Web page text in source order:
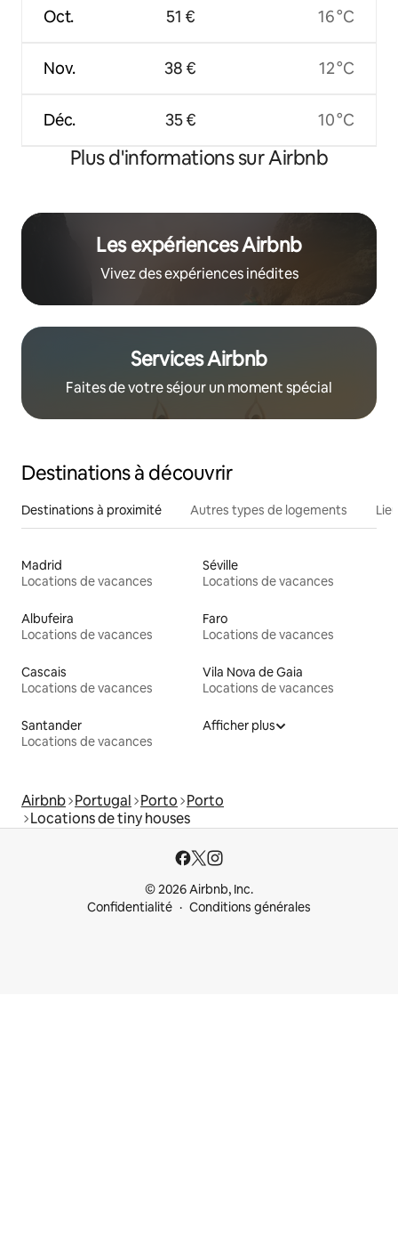
Oct.
Nov.
Déc.
51 €
38 €
35 €
16 °C
12 °C
10 °C
Plus d'informations sur Airbnb
Les expériences Airbnb
Vivez des expériences inédites
Services Airbnb
Faites de votre séjour un moment spécial
Destinations à découvrir
Destinations à proximité Autres types de logements
Madrid
Locations de vacances
Séville
Locations de vacances
Albufeira
Locations de vacances
Faro
Locations de vacances
Cascais
Locations de vacances
Vila Nova de Gaia
Locations de vacances
Santander
Locations de vacances
Afficher plus
Airbnb Portugal Porto Porto
Locations de tiny houses
© 2026 Airbnb, Inc.
Confidentialité
Conditions générales